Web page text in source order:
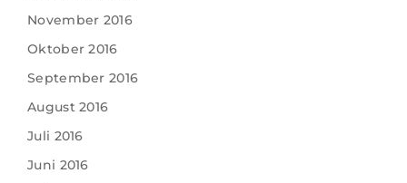
November 2016
Oktober 2016
September 2016
August 2016
Juli 2016
Juni 2016